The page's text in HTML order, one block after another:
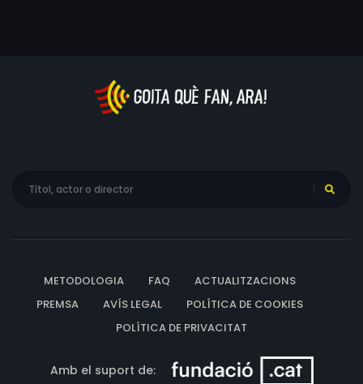
METODOLOGIA FAQ
ACTUALITZACIONS
PREMSA
AVÍS LEGAL
POLÍTICA DE COOKIES
POLÍTICA DE PRIVACITAT
Amb el suport de: